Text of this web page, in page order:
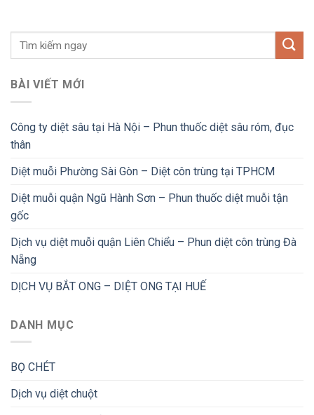
BÀI VIẾT MỚI
Công ty diệt sâu tại Hà Nội – Phun thuốc diệt sâu róm, đục
thân
Diệt muỗi Phường Sài Gòn – Diệt côn trùng tại TPHCM
Diệt muỗi quận Ngũ Hành Sơn – Phun thuốc diệt muỗi tận
gốc
Dịch vụ diệt muỗi quận Liên Chiểu – Phun diệt côn trùng Đà
Nẵng
DỊCH VỤ BẮT ONG – DIỆT ONG TẠI HUẾ
DANH MỤC
BỌ CHÉT
Dịch vụ diệt chuột